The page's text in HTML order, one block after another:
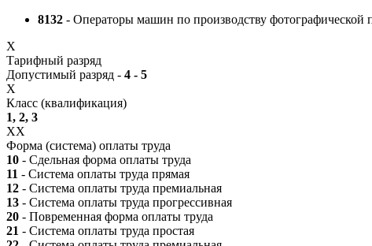
8132 - Операторы машин по производству фотографической
X
Тарифный разряд
Допустимый разряд - 4 - 5
X
Класс (квалификация)
1, 2, 3
XX
Форма (система) оплаты труда
10 - Сдельная форма оплаты труда
11 - Система оплаты труда прямая
12 - Система оплаты труда премиальная
13 - Система оплаты труда прогрессивная
20 - Повременная форма оплаты труда
21 - Система оплаты труда простая